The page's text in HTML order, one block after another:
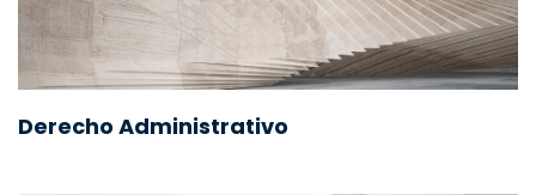
Derecho Administrativo